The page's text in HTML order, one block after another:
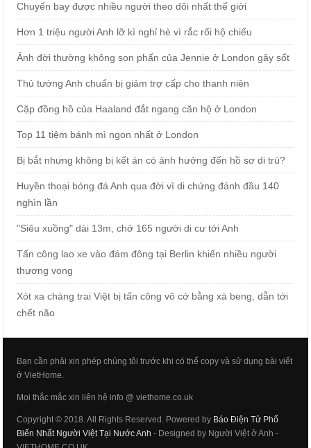
Chuyến bay được nhiều người theo dõi nhất thế giới
Hơn 1 triệu người Anh lỡ kì nghỉ hè vì rắc rối hộ chiếu
Ảnh đời thường không son phấn của Jennie ở London gây sốt
Thủ tướng Anh chuẩn bị giảm trợ cấp cho thanh niên
Cặp đồng hồ của Haaland đắt ngang căn hộ ở London
Top 11 tiệm bánh mì ngon nhất ở London
Bị bắt nhưng không bị kết án có ảnh hưởng đến hồ sơ di trú?
Huyền thoại bóng đá Anh qua đời vì di chứng đánh đầu 140
nghìn lần
"Siêu xuồng" dài 13m, chở 165 người di cư tới Anh
Tấn công lao xe vào đám đông tại Berlin khiến nhiều người
thương vong
Xót xa chàng trai Việt bị tấn công vô cớ bằng xà beng, dẫn tới
chết não
Bạn cần phải xin phép chúng tôi trước khi có thể copy và sử dụng bài viết
ở VietHome.
Mọi thắc mắc xin liên hệ info @ viethome.co.uk
Copyright © 2018. All Rights Reserved. Powered by Báo Điện Tử Phổ
Biến Nhất Người Việt Tại Nước Anh - Designed by Người Việt ở Anh -